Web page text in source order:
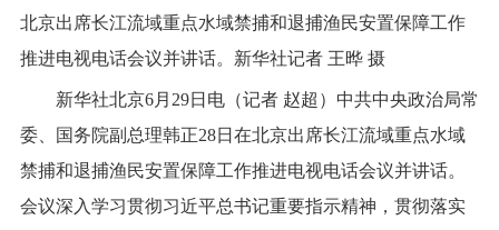
北京出席长江流域重点水域禁捕和退捕渔民安置保障工作
推进电视电话会议并讲话。新华社记者 王晔 摄
新华社北京6月29日电（记者 赵超）中共中央政治局常
委、国务院副总理韩正28日在北京出席长江流域重点水域
禁捕和退捕渔民安置保障工作推进电视电话会议并讲话。
会议深入学习贯彻习近平总书记重要指示精神，贯彻落实